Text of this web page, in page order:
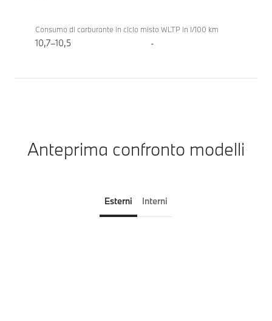
Consumo di carburante in ciclo misto WLTP in l/100 km
10,7–10,5 -
Anteprima confronto modelli
Esterni Interni